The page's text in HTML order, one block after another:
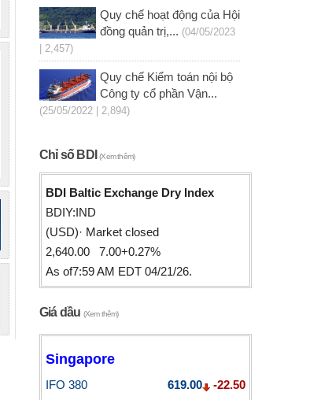
Quy chế hoạt động của Hội
đồng quản trị,... (04/05/2023
| 2,457)
Quy chế Kiểm toán nội bộ
Công ty cổ phần Vận...
(25/05/2022 | 2,894)
Chỉ số BDI(Xem thêm)
BDI Baltic Exchange Dry Index
BDIY:IND
(USD)· Market closed
2,640.00 7.00+0.27%
As of7:59 AM EDT 04/21/26.
Giá dầu (Xem thêm)
Singapore
IFO 380 619.00
-22.50